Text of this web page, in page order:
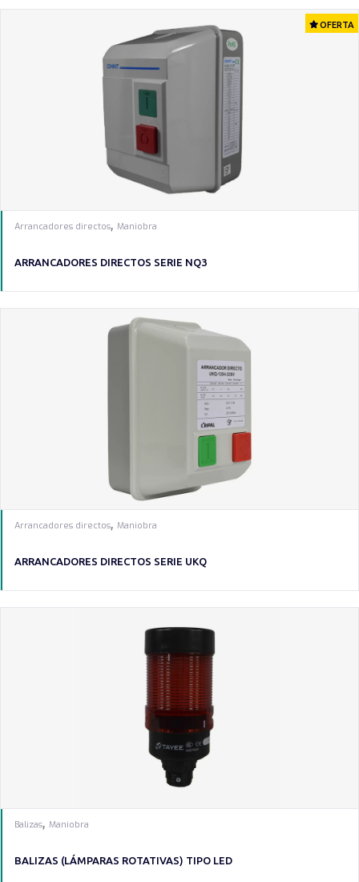
OFERTA
Arrancadores directos, Maniobra
ARRANCADORES DIRECTOS SERIE NQ3
Arrancadores directos, Maniobra
ARRANCADORES DIRECTOS SERIE UKQ
Balizas, Maniobra
BALIZAS (LÁMPARAS ROTATIVAS) TIPO LED